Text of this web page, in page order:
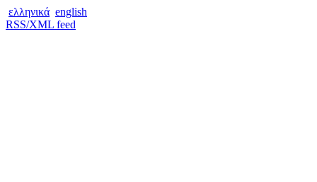
ελληνικά english
RSS/XML feed